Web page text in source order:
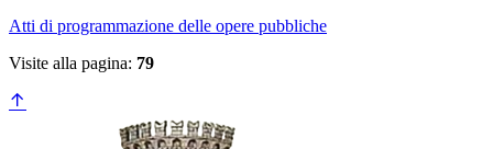
Atti di programmazione delle opere pubbliche
Visite alla pagina: 79